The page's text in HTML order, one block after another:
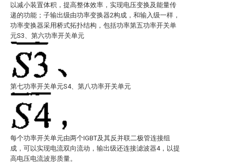
以减小装置体积，提高整体效率，实现电压变换及能量传
递的功能；子输出级由功率变换器2构成，和输入级一样，
功率变换器采用桥式拓扑结构，包括功率第五功率开关单
元S3、第六功率开关单元
第七功率开关单元S4、第八功率开关单元
每个功率开关单元由两个IGBT及其反并联二极管连接组
成，可以实现电流双向流动，输出级还连接滤波器4，以提
高电压电流波形质量。